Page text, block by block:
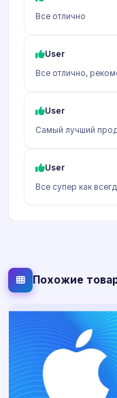
Все отлично
User
Все отлично,
User
Самый лучший
User
Все супер как
Похожие